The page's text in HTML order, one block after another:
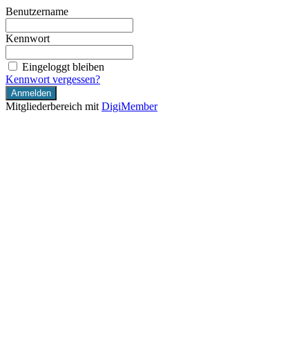
Benutzername
Kennwort
Eingeloggt bleiben
Kennwort vergessen?
Mitgliederbereich mit DigiMember